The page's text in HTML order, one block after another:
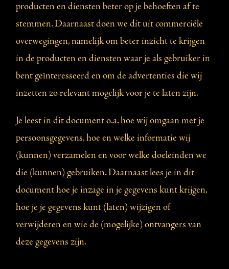
producten en diensten beter op je behoeften af te
stemmen. Daarnaast doen we dit uit commerciële
overwegingen, namelijk om beter inzicht te krijgen
in de producten en diensten waar je als gebruiker in
bent geïnteresseerd en om de advertenties die wij
inzetten zo relevant mogelijk voor je te laten zijn.
Je leest in dit document o.a. hoe wij omgaan met je
persoonsgegevens, hoe en welke informatie wij
(kunnen) verzamelen en voor welke doeleinden we
die (kunnen) gebruiken. Daarnaast lees je in dit
document hoe je inzage in je gegevens kunt krijgen,
hoe je je gegevens kunt (laten) wijzigen of
verwijderen en wie de (mogelijke) ontvangers van
deze gegevens zijn.